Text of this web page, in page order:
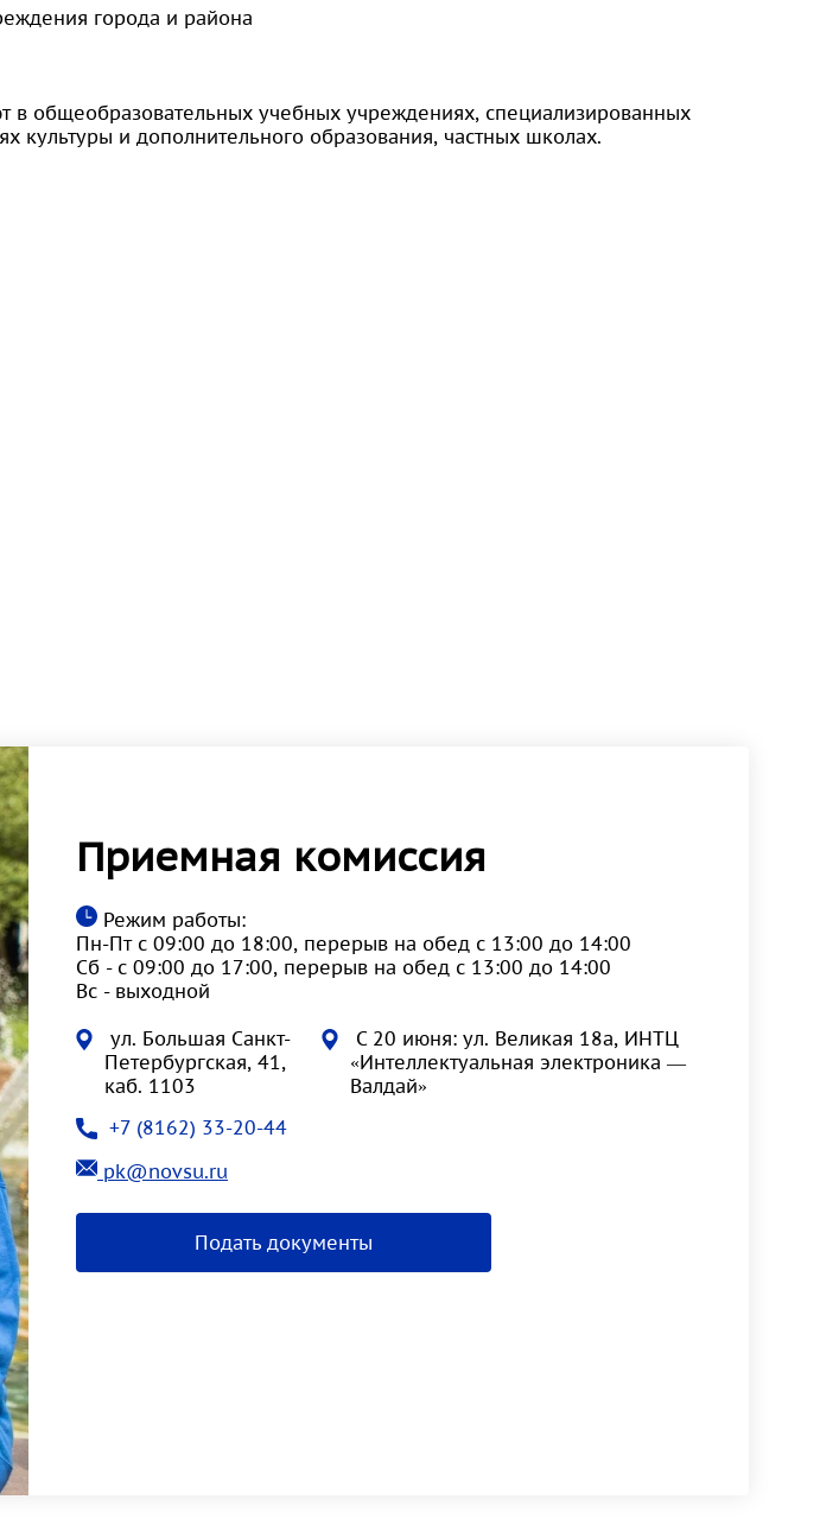
города и района
в общеобразовательных учебных учреждениях, специализированных
культуры и дополнительного образования, частных школах.
Приемная комиссия
Режим работы:
Пн-Пт с 09:00 до 18:00, перерыв на обед с 13:00 до 14:00
Сб - с 09:00 до 17:00, перерыв на обед с 13:00 до 14:00
Вс - выходной
ул. Большая Санкт-
Петербургская, 41,
каб. 1103
С 20 июня: ул. Великая 18а, ИНТЦ
«Интеллектуальная электроника —
Валдай»
+7 (8162) 33-20-44
pk@novsu.ru
Подать документы